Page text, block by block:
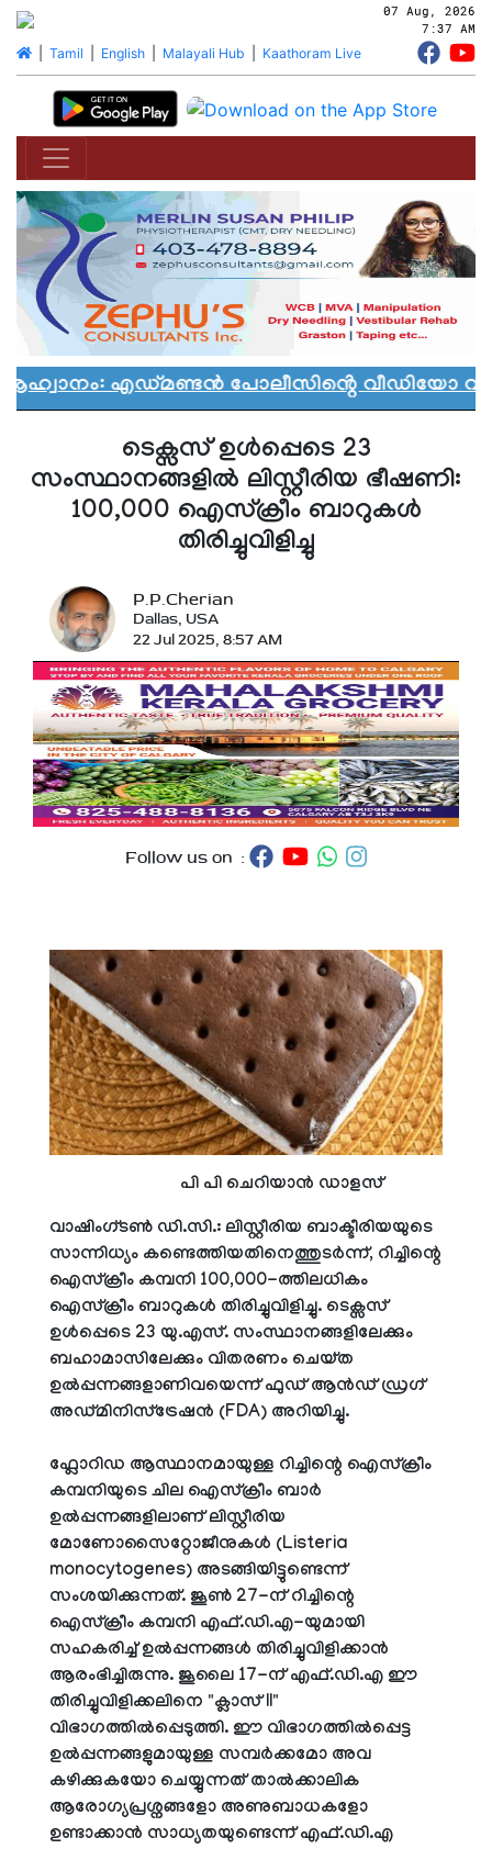
07 Aug, 2026
7:37 AM
| Tamil English| Malayali Hub Kaathoram Live
എഡ്മണ്ടൻ പോലീസിൻ്റെ വീഡിയോ
ടെക്സസ് ഉൾപ്പെടെ 23
സംസ്ഥാനങ്ങളിൽ ലിസ്റ്റീരിയ ഭീഷണി:
100,000 ഐസ്‌ക്രീം ബാറുകൾ
തിരിച്ചുവിളിച്ചു
P.P.Cherian
Dallas, USA
22 Jul 2025, 8:57 AM
Follow us on :
പി പി ചെറിയാൻ ഡാളസ്
വാഷിംഗ്ടൺ ഡി.സി.: ലിസ്റ്റീരിയ ബാക്ടീരിയയുടെ
സാന്നിധ്യം കണ്ടെത്തിയതിനെത്തുടർന്ന്, റിച്ചിന്റെ
ഐസ്‌ക്രീം കമ്പനി 100,000-ത്തിലധികം
ഐസ്‌ക്രീം ബാറുകൾ തിരിച്ചുവിളിച്ചു. ടെക്സസ്
ഉൾപ്പെടെ 23 യു.എസ്. സംസ്ഥാനങ്ങളിലേക്കും
ബഹാമാസിലേക്കും വിതരണം ചെയ്ത
ഉൽപ്പന്നങ്ങളാണിവയെന്ന് ഫുഡ് ആൻഡ് ഡ്രഗ്
അഡ്മിനിസ്‌ട്രേഷൻ (FDA) അറിയിച്ചു.
ഫ്ലോറിഡ ആസ്ഥാനമായുള്ള റിച്ചിന്റെ ഐസ്‌ക്രീം
കമ്പനിയുടെ ചില ഐസ്‌ക്രീം ബാർ
ഉൽപ്പന്നങ്ങളിലാണ് ലിസ്റ്റീരിയ
മോണോസൈറ്റോജീനുകൾ (Listeria
monocytogenes) അടങ്ങിയിട്ടുണ്ടെന്ന്
സംശയിക്കുന്നത്. ജൂൺ 27-ന് റിച്ചിന്റെ
ഐസ്‌ക്രീം കമ്പനി എഫ്.ഡി.എ-യുമായി
സഹകരിച്ച് ഉൽപ്പന്നങ്ങൾ തിരിച്ചുവിളിക്കാൻ
ആരംഭിച്ചിരുന്നു. ജൂലൈ 17-ന് എഫ്.ഡി.എ ഈ
തിരിച്ചുവിളിക്കലിനെ "ക്ലാസ് II"
വിഭാഗത്തിൽപ്പെടുത്തി. ഈ വിഭാഗത്തിൽപ്പെട്ട
ഉൽപ്പന്നങ്ങളുമായുള്ള സമ്പർക്കമോ അവ
കഴിക്കുകയോ ചെയ്യുന്നത് താൽക്കാലിക
ആരോഗ്യപ്രശ്നങ്ങളോ അണുബാധകളോ
ഉണ്ടാക്കാൻ സാധ്യതയുണ്ടെന്ന് എഫ്.ഡി.എ